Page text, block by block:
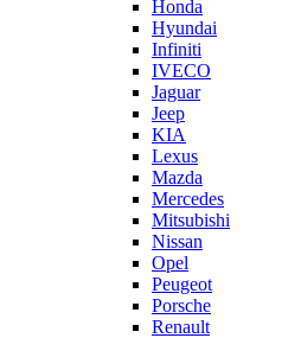
Honda
Hyundai
Infiniti
IVECO
Jaguar
Jeep
KIA
Lexus
Mazda
Mercedes
Mitsubishi
Nissan
Opel
Peugeot
Porsche
Renault